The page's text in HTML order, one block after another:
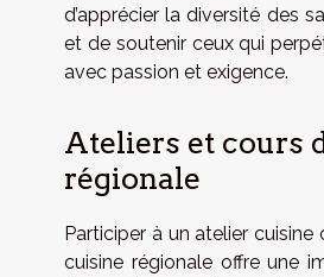
d’apprécier la diversité des
et de soutenir ceux qui
avec passion et exigence.
Ateliers et cours
régionale
Participer à un atelier cuisine
cuisine régionale offre une